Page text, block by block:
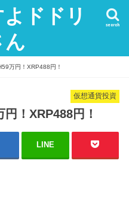
ドドリ
ん
search
万円！XRP488円！
仮想通貨投資
！XRP488円！
LINE